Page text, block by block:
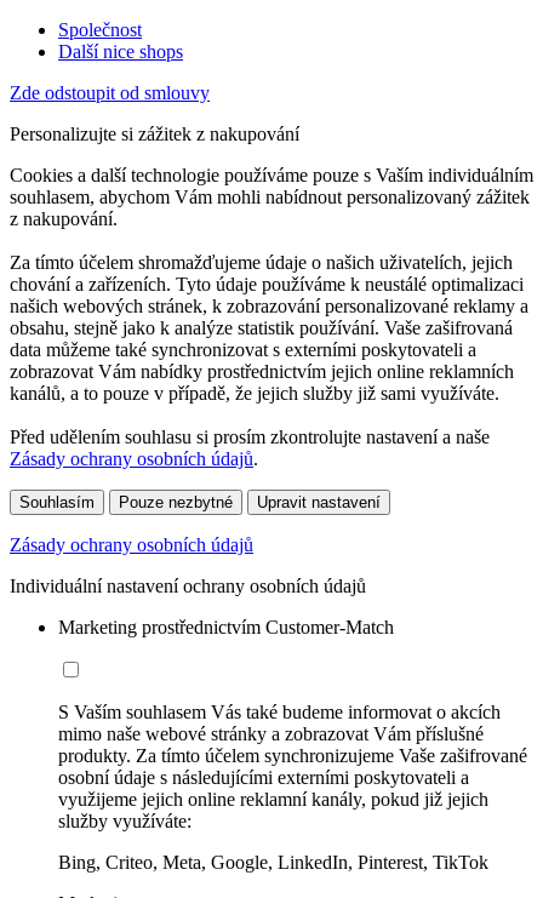
Společnost
Další nice shops
Zde odstoupit od smlouvy
Personalizujte si zážitek z nakupování
Cookies a další technologie používáme pouze s Vaším individuálním
souhlasem, abychom Vám mohli nabídnout personalizovaný zážitek
z nakupování.
Za tímto účelem shromažďujeme údaje o našich uživatelích, jejich
chování a zařízeních. Tyto údaje používáme k neustálé optimalizaci
našich webových stránek, k zobrazování personalizované reklamy a
obsahu, stejně jako k analýze statistik používání. Vaše zašifrovaná
data můžeme také synchronizovat s externími poskytovateli a
zobrazovat Vám nabídky prostřednictvím jejich online reklamních
kanálů, a to pouze v případě, že jejich služby již sami využíváte.
Před udělením souhlasu si prosím zkontrolujte nastavení a naše
Zásady ochrany osobních údajů.
Souhlasím Pouze nezbytné Upravit nastavení
Zásady ochrany osobních údajů
Individuální nastavení ochrany osobních údajů
Marketing prostřednictvím Customer-Match
S Vaším souhlasem Vás také budeme informovat o akcích
mimo naše webové stránky a zobrazovat Vám příslušné
produkty. Za tímto účelem synchronizujeme Vaše zašifrované
osobní údaje s následujícími externími poskytovateli a
využijeme jejich online reklamní kanály, pokud již jejich
služby využíváte:
Bing, Criteo, Meta, Google, LinkedIn, Pinterest, TikTok